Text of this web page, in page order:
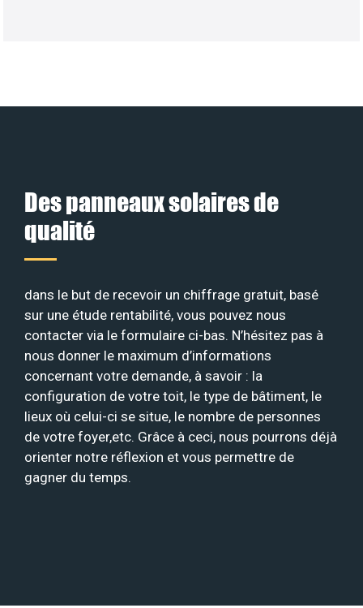
Des panneaux solaires de
qualité
dans le but de recevoir un chiffrage gratuit, basé
sur une étude rentabilité, vous pouvez nous
contacter via le formulaire ci-bas. N’hésitez pas à
nous donner le maximum d’informations
concernant votre demande, à savoir : la
configuration de votre toit, le type de bâtiment, le
lieux où celui-ci se situe, le nombre de personnes
de votre foyer,etc. Grâce à ceci, nous pourrons déjà
orienter notre réflexion et vous permettre de
gagner du temps.